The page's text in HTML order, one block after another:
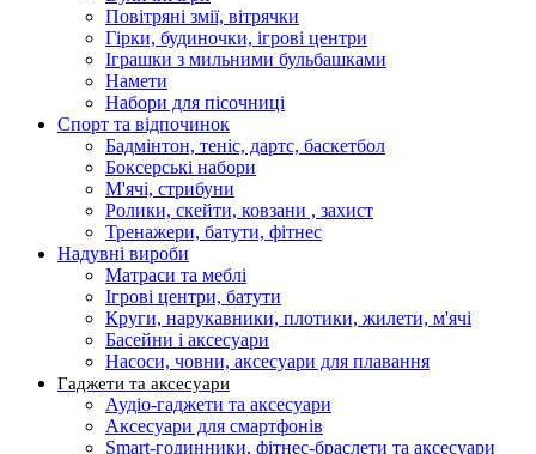
Повітряні змії, вітрячки
Гірки, будиночки, ігрові центри
Іграшки з мильними бульбашками
Намети
Набори для пісочниці
Спорт та відпочинок
Бадмінтон, теніс, дартс, баскетбол
Боксерські набори
М'ячі, стрибуни
Ролики, скейти, ковзани , захист
Тренажери, батути, фітнес
Надувні вироби
Матраси та меблі
Ігрові центри, батути
Круги, нарукавники, плотики, жилети, м'ячі
Басейни і аксесуари
Насоси, човни, аксесуари для плавання
Гаджети та аксесуари
Аудіо-гаджети та аксесуари
Аксесуари для смартфонів
Smart-годинники, фітнес-браслети та аксесуари